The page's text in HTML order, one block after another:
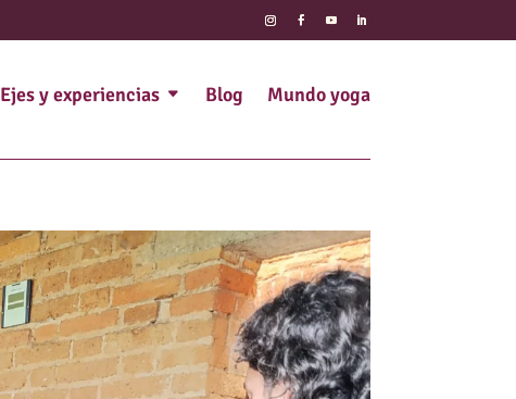
Ejes y experiencias Blog Mundo yoga